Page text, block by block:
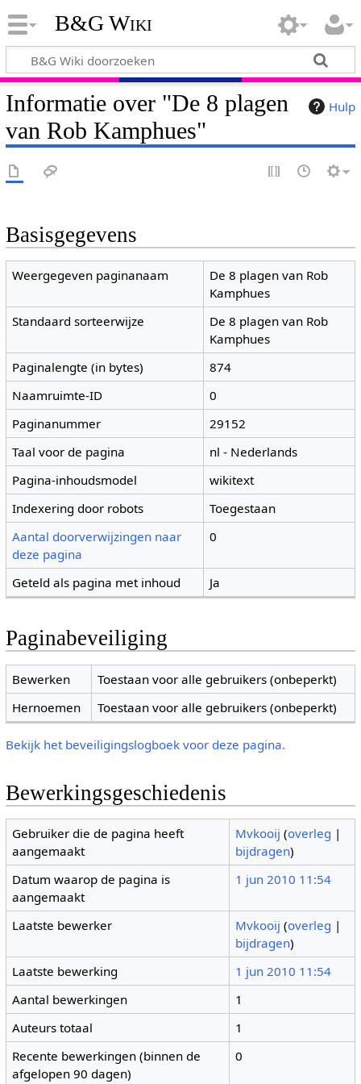
B&G Wiki
Hulp
Informatie over "De 8 plagen
van Rob Kamphues"
Basisgegevens
Weergegeven paginanaam
De 8 plagen van Rob
Kamphues
Standaard sorteerwijze
De 8 plagen van Rob
Kamphues
Paginalengte (in bytes)
874
Naamruimte-ID
0
Paginanummer
29152
Taal voor de pagina
nl - Nederlands
Pagina-inhoudsmodel
wikitext
Indexering door robots
Toegestaan
Aantal doorverwijzingen naar
deze pagina
0
Geteld als pagina met inhoud Ja
Paginabeveiliging
Bewerken
Toestaan voor alle gebruikers (onbeperkt)
Hernoemen
Toestaan voor alle gebruikers (onbeperkt)
Bekijk het beveiligingslogboek voor deze pagina.
Bewerkingsgeschiedenis
Gebruiker die de pagina heeft
aangemaakt
Mvkooij (overleg |
bijdragen)
Datum waarop de pagina is
aangemaakt
1 jun 2010 11:54
Laatste bewerker Mvkooij (overleg |
bijdragen)
Laatste bewerking
1 jun 2010 11:54
Aantal bewerkingen
1
Auteurs totaal
1
Recente bewerkingen (binnen de
afgelopen 90 dagen)
0